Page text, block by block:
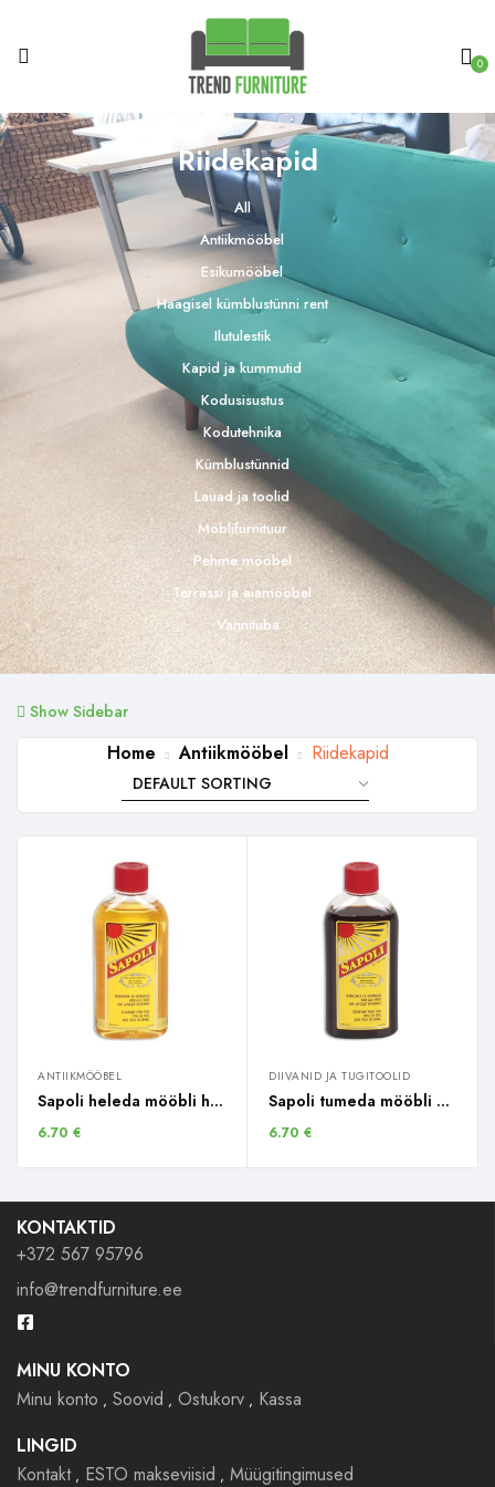
0
Riidekapid
All
Antiikmööbel
Esikumööbel
Haagisel kümblustünni rent
Ilutulestik
Kapid ja kummutid
Kodusisustus
Kodutehnika
Kümblustünnid
Lauad ja toolid
Möblifurnituur
Pehme mööbel
Terrassi ja aiamööbel
Vannituba
Show Sidebar
Home Antiikmööbel Riidekapid
ANTIIKMÖÖBEL
Sapoli heleda mööbli hooldusvahend / 250ml
6.70 €
DIIVANID JA TUGITOOLID
Sapoli tumeda mööbli hooldusvahend 250 ml
6.70 €
KONTAKTID
+372 567 95796
info@trendfurniture.ee
MINU KONTO
Minu konto
Soovid Ostukorv
Kassa
LINGID
Kontakt
ESTO makseviisid Müügitingimused